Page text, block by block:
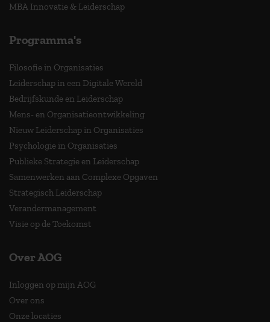
MBA Innovatie & Leiderschap
Programma's
Filosofie in Organisaties
Leiderschap in een Digitale Wereld
Bedrijfskunde en Leiderschap
Mens- en Organisatieontwikkeling
Nieuw Leiderschap in Organisaties
Psychologie in Organisaties
Publieke Strategie en Leiderschap
Samenwerken aan Complexe Opgaven
Strategisch Leiderschap
Verandermanagement
Visie op de Toekomst
Over AOG
Inloggen op mijn AOG
Over ons
Onze locaties